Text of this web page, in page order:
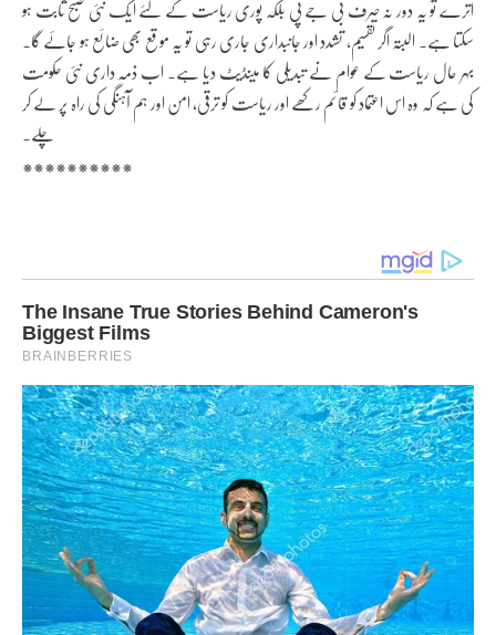
اترے تو یہ دور نہ صرف بی جے پی بلکہ پوری ریاست کے لئے ایک نئی صبح ثابت ہو
سکتا ہے۔ البتہ اگر تقسیم، تشدد اور جانبداری جاری رہی تو یہ موقع بھی ضائع ہو جائے گا۔
بہر حال ریاست کے عوام نے تبدیلی کا مینڈیٹ دیا ہے۔ اب ذمہ داری نئی حکومت
کی ہے کہ وہ اس اعتماد کو قائم رکھے اور ریاست کو ترقی، امن اور ہم آہنگی کی راہ پر لے کر
چلے۔
**********